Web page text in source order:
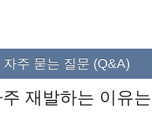
주 묻는 질문 (Q&A)
재발하는 이유